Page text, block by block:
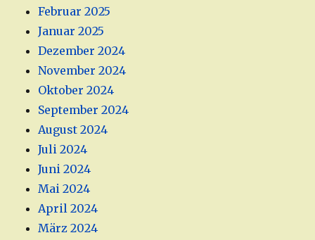
Februar 2025
Januar 2025
Dezember 2024
November 2024
Oktober 2024
September 2024
August 2024
Juli 2024
Juni 2024
Mai 2024
April 2024
März 2024